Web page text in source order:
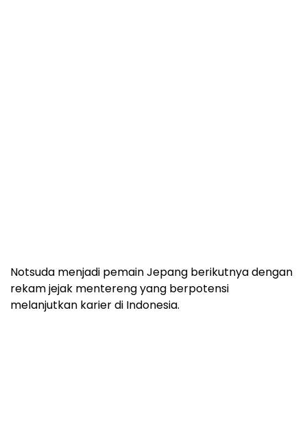
Notsuda menjadi pemain Jepang berikutnya dengan
rekam jejak mentereng yang berpotensi
melanjutkan karier di Indonesia.